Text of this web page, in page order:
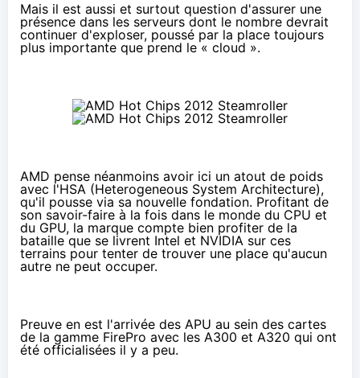
Mais il est aussi et surtout question d'assurer une
présence dans les serveurs dont le nombre devrait
continuer d'exploser, poussé par la place toujours
plus importante que prend le « cloud ».
AMD pense néanmoins avoir ici un atout de poids
avec l'HSA (Heterogeneous System Architecture),
qu'il pousse via sa nouvelle fondation. Profitant de
son savoir-faire à la fois dans le monde du CPU et
du GPU, la marque compte bien profiter de la
bataille que se livrent Intel et NVIDIA sur ces
terrains pour tenter de trouver une place qu'aucun
autre ne peut occuper.
Preuve en est l'arrivée des APU au sein des cartes
de la gamme FirePro avec les A300 et A320 qui ont
été officialisées il y a peu.